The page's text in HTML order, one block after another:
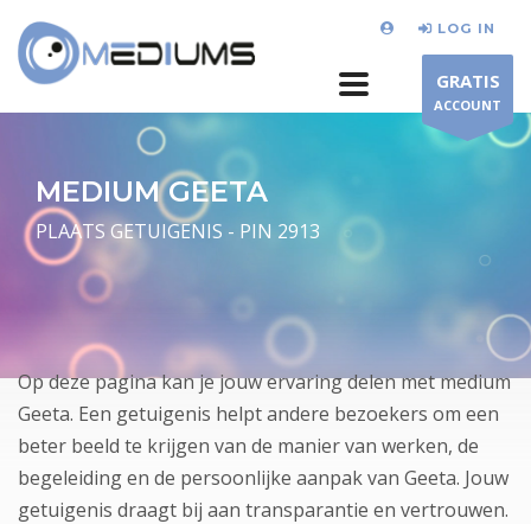
LOG IN
GRATIS
ACCOUNT
MEDIUM GEETA
PLAATS GETUIGENIS - PIN 2913
Op deze pagina kan je jouw ervaring delen met medium
Geeta. Een getuigenis helpt andere bezoekers om een
beter beeld te krijgen van de manier van werken, de
begeleiding en de persoonlijke aanpak van Geeta. Jouw
getuigenis draagt bij aan transparantie en vertrouwen.